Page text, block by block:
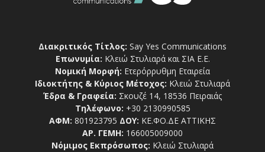
Διακριτικός Τίτλος: Say Yes Communications
Επωνυμία: Κλειώ Στυλιαρά και ΣΙΑ Ε.Ε.
Νομική Μορφή: Ετερόρρυθμη Εταιρεία
Ιδιοκτήτης & Κύριος Μέτοχος: Κλειώ Στυλιαρά
Έδρα & Γραφεία: Σκουζέ 14, 18536 Πειραιάς
Τηλέφωνο: +30 2130990585
ΑΦΜ: 801923795 ΔΟΥ: ΚΕ.ΦΟ.ΔΕ ΑΤΤΙΚΗΣ
ΑΡ. ΓΕΜΗ: 166005009000
Νόμιμος Εκπρόσωπος: Κλειώ Στυλιαρά